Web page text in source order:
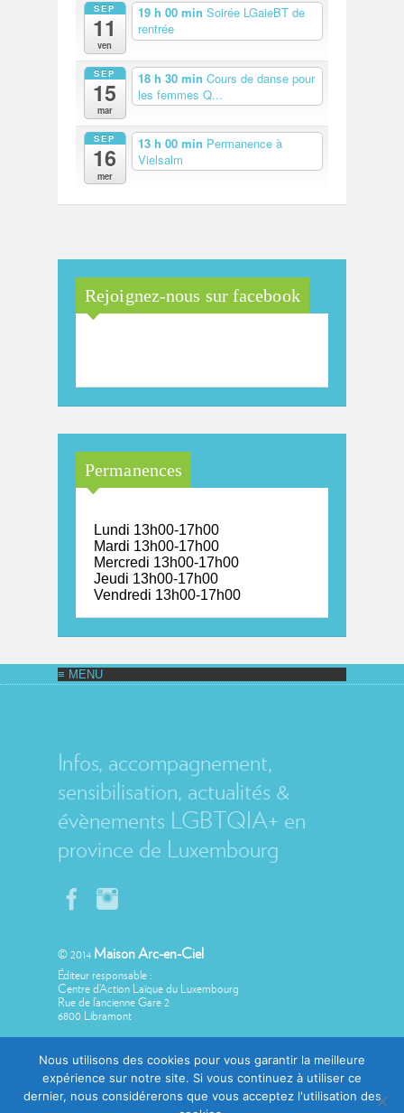
SEP
11
ven
19 h 00 min Soirée LGaieBT de
rentrée
SEP
15
mar
18 h 30 min Cours de danse pour
les femmes Q...
SEP
16
mer
13 h 00 min Permanence à
Vielsalm
Rejoignez-nous sur facebook
Permanences
Lundi 13h00-17h00
Mardi 13h00-17h00
Mercredi 13h00-17h00
Jeudi 13h00-17h00
Vendredi 13h00-17h00
Infos, accompagnement,
sensibilisation, actualités &
évènements LGBTQIA+ en
province de Luxembourg
© 2014 Maison Arc-en-Ciel
Éditeur responsable :
Centre d’Action Laïque du Luxembourg
Rue de l’ancienne Gare 2
6800 Libramont
Avec le soutien de
Nous utilisons des cookies pour vous garantir la meilleure
expérience sur notre site. Si vous continuez à utiliser ce
dernier, nous considérerons que vous acceptez l'utilisation des